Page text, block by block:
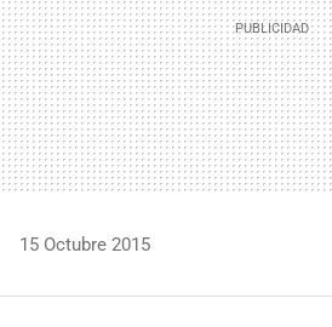
15 Octubre 2015